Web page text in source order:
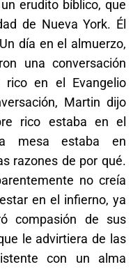
erudito bíblico, que
de Nueva York. Él
día en el almuerzo,
una conversación
en el Evangelio
Martin dijo
rico estaba en el
mesa estaba en
razones de por qué.
no creía
en el infierno, ya
compasión de sus
le advirtiera de las
con un alma